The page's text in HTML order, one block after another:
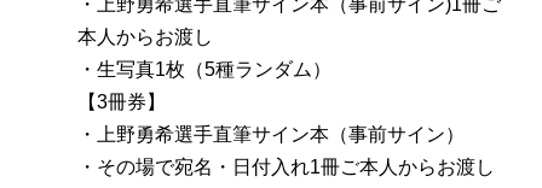
・上野勇希選手直筆サイン本（事前サイン)1冊ご
本人からお渡し
・生写真1枚（5種ランダム）
【3冊券】
・上野勇希選手直筆サイン本（事前サイン）
・その場で宛名・日付入れ1冊ご本人からお渡し